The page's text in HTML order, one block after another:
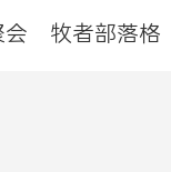
会 牧者部落格